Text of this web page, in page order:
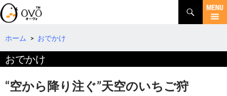
検
索
コ
テ
ツ
へ
移
ホーム > おでかけ
おでかけ
“空から降り注ぐ”天空のいちご狩